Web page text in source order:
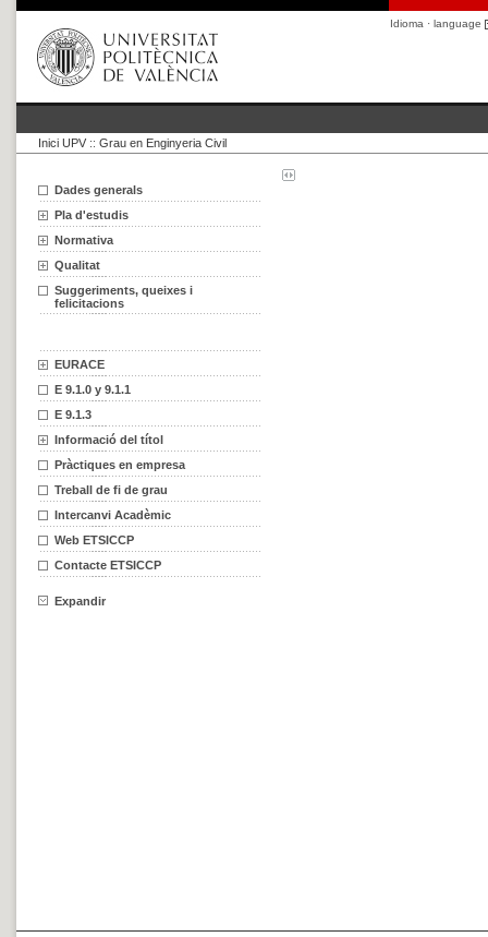
Idioma · language
Inici UPV :: Grau en Enginyeria Civil
Dades generals
Pla d'estudis
Normativa
Qualitat
Suggeriments, queixes i
felicitacions
EURACE
E 9.1.0 y 9.1.1
E 9.1.3
Informació del títol
Pràctiques en empresa
Treball de fi de grau
Intercanvi Acadèmic
Web ETSICCP
Contacte ETSICCP
Expandir